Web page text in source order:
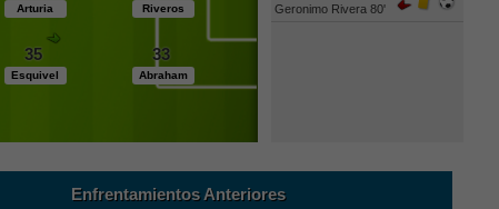
33
Abraham
35
Esquivel
Riveros
Arturia Geronimo Rivera 80'
Enfrentamientos Anteriores